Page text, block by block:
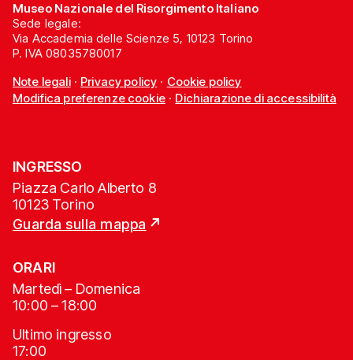
Museo Nazionale del Risorgimento Italiano
Sede legale:
Via Accademia delle Scienze 5, 10123 Torino
P. IVA 08035780017
Note legali· Privacy policy · Cookie policy
Modifica preferenze cookie· Dichiarazione di accessibilità
INGRESSO
Piazza Carlo Alberto 8
10123 Torino
Guarda sulla mappa
ORARI
Martedì – Domenica
10:00 – 18:00
Ultimo ingresso
17:00